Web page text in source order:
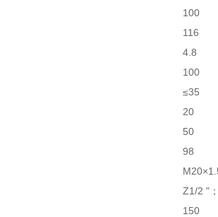
100
116
4.8
100
≤35
20
50
98
Z1/2 "
150